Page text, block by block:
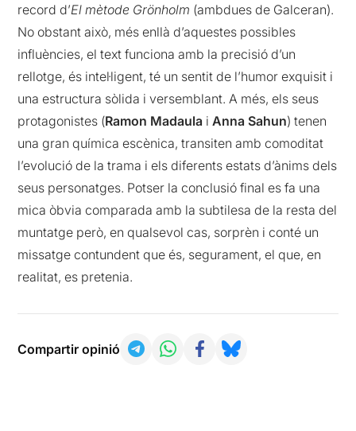
record d’El mètode Grönholm (ambdues de Galceran).
No obstant això, més enllà d’aquestes possibles
influències, el text funciona amb la precisió d’un
rellotge, és intel·ligent, té un sentit de l’humor exquisit i
una estructura sòlida i versemblant. A més, els seus
protagonistes (Ramon Madaula iAnna Sahun) tenen
una gran química escènica, transiten amb comoditat
l’evolució de la trama i els diferents estats d’ànims dels
seus personatges. Potser la conclusió final es fa una
mica òbvia comparada amb la subtilesa de la resta del
muntatge però, en qualsevol cas, sorprèn i conté un
missatge contundent que és, segurament, el que, en
realitat, es pretenia.
Compartir opinió